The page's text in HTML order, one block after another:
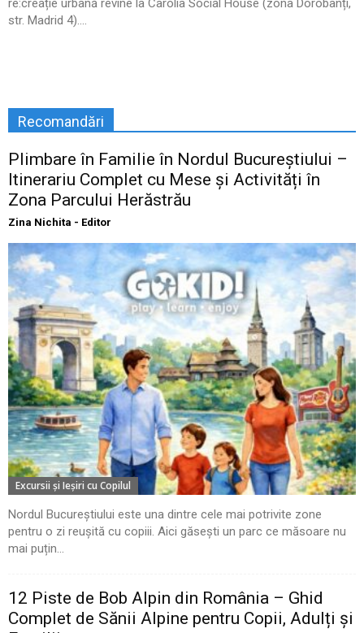
re:creație urbană revine la Carolia Social House (zona Dorobanți,
str. Madrid 4)....
Recomandări
Plimbare în Familie în Nordul Bucureștiului –
Itinerariu Complet cu Mese și Activități în
Zona Parcului Herăstrău
Zina Nichita - Editor
Excursii şi Ieşiri cu Copilul
Nordul Bucureștiului este una dintre cele mai potrivite zone
pentru o zi reușită cu copiii. Aici găsești un parc ce măsoare nu
mai puțin...
12 Piste de Bob Alpin din România – Ghid
Complet de Sănii Alpine pentru Copii, Adulți și